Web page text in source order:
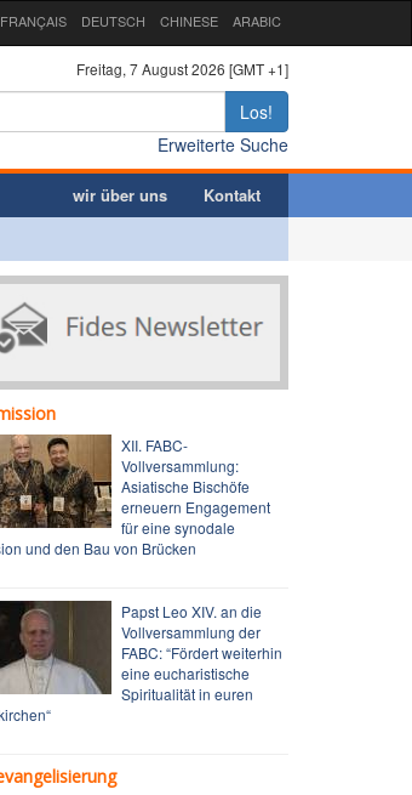
FRANÇAIS DEUTSCH CHINESE ARABIC
Freitag, 7 August 2026 [GMT +1]
Los!
Erweiterte Suche
wir über uns Kontakt
XII. FABC-
Vollversammlung:
Asiatische Bischöfe
erneuern Engagement
für eine synodale
und den Bau von Brücken
Papst Leo XIV. an die
Vollversammlung der
FABC: “Fördert weiterhin
eine eucharistische
Spiritualität in euren